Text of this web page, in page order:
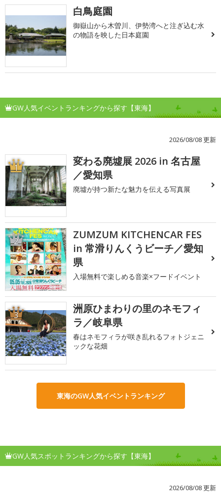
白鳥庭園
御嶽山から木曽川、伊勢湾へと注ぎ込む水
の物語を映した日本庭園
GW人気イベントランキングから探す【東海】
2026/08/08 更新
1
変わる廃墟展 2026 in 名古屋
／愛知県
廃墟が持つ新たな魅力を伝える写真展
2
ZUMZUM KITCHENCAR FES
in 常滑りんくうビーチ／愛知
県
入場無料で楽しめる音楽×フードイベント
3
洲原ひまわりの里のネモフィ
ラ／岐阜県
春はネモフィラが咲き乱れるフォトジェニ
ックな花畑
東海のGW人気イベントランキング
GW人気スポットランキングから探す【東海】
2026/08/08 更新